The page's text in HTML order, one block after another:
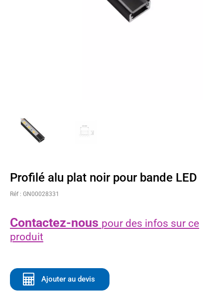
Profilé alu plat noir pour bande LED
Réf : GN00028331
Contactez-nous pour des infos sur ce
produit
Ajouter au devis